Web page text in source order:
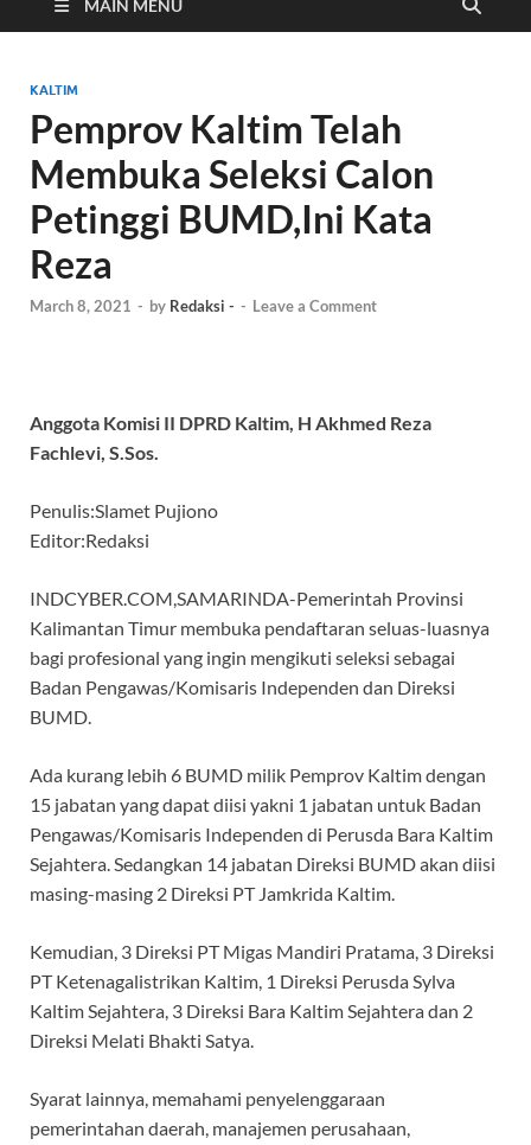
Cyber
MAIN MENU
KALTIM
Pemprov Kaltim Telah
Membuka Seleksi Calon
Petinggi BUMD,Ini Kata
Reza
March 8, 2021 - by Redaksi - - Leave a Comment
Anggota Komisi II DPRD Kaltim, H Akhmed Reza
Fachlevi, S.Sos.
Penulis:Slamet Pujiono
Editor:Redaksi
INDCYBER.COM,SAMARINDA-Pemerintah Provinsi
Kalimantan Timur membuka pendaftaran seluas-luasnya
bagi profesional yang ingin mengikuti seleksi sebagai
Badan Pengawas/Komisaris Independen dan Direksi
BUMD.
Ada kurang lebih 6 BUMD milik Pemprov Kaltim dengan
15 jabatan yang dapat diisi yakni 1 jabatan untuk Badan
Pengawas/Komisaris Independen di Perusda Bara Kaltim
Sejahtera. Sedangkan 14 jabatan Direksi BUMD akan diisi
masing-masing 2 Direksi PT Jamkrida Kaltim.
Kemudian, 3 Direksi PT Migas Mandiri Pratama, 3 Direksi
PT Ketenagalistrikan Kaltim, 1 Direksi Perusda Sylva
Kaltim Sejahtera, 3 Direksi Bara Kaltim Sejahtera dan 2
Direksi Melati Bhakti Satya.
Syarat lainnya, memahami penyelenggaraan
pemerintahan daerah, manajemen perusahaan,